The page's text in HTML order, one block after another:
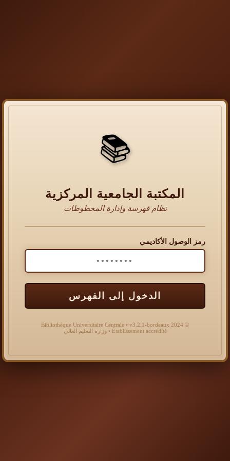
📚
المكتبة الجامعية المركزية
نظام فهرسة وإدارة المخطوطات
رمز الوصول الأكاديمي
الدخول إلى الفهرس
© 2024 Bibliothèque Universitaire Centrale • v3.2.1-bordeaux
Établissement accrédité • وزارة التعليم العالي